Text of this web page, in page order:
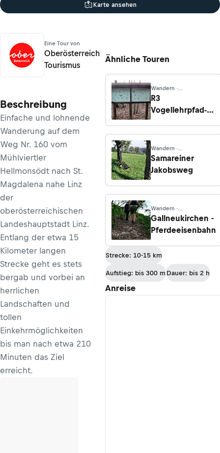
Karte ansehen
Eine Tour von
Oberösterreich
Tourismus
Beschreibung
Einfache und lohnende
Wanderung auf dem
Weg Nr. 160 vom
Mühlviertler
Hellmonsödt nach St.
Magdalena nahe Linz
der
oberösterreichischen
Landeshauptstadt Linz.
Entlang der etwa 15
Kilometer langen
Strecke geht es stets
bergab und vorbei an
herrlichen
Landschaften und
tollen
Einkehrmöglichkeiten
bis man nach etwa 210
Minuten das Ziel
erreicht.
Ähnliche Touren
Wandern ·
Oberösterreich
R3
Vogellehrpfad-
Wandern ·
Oberösterreich
Samareiner
Jakobsweg
Wandern ·
Oberösterreich
Gallneukirchen -
Pferdeeisenbahn
Strecke: 10-15 km
Aufstieg: bis 300 m Dauer: bis 2 h
Anreise